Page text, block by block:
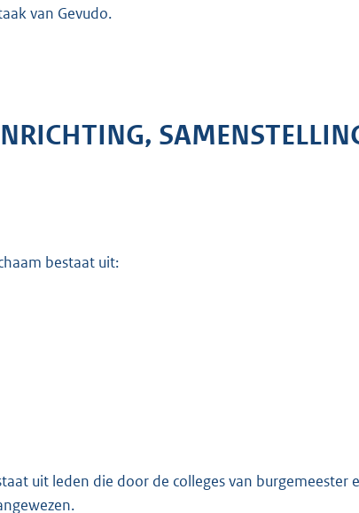
van Gevudo.
bestaat uit:
uit leden die door de colleges van burgemeester